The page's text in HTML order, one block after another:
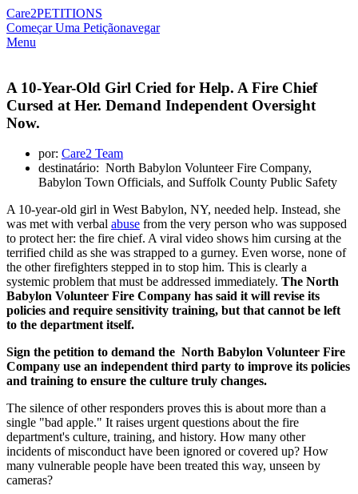
Care2PETITIONS
Começar Uma Petiçãonavegar
Menu
A 10-Year-Old Girl Cried for Help. A Fire Chief
Cursed at Her. Demand Independent Oversight
Now.
por: Care2 Team
destinatário: North Babylon Volunteer Fire Company,
Babylon Town Officials, and Suffolk County Public Safety
A 10-year-old girl in West Babylon, NY, needed help. Instead, she
was met with verbal abuse from the very person who was supposed
to protect her: the fire chief. A viral video shows him cursing at the
terrified child as she was strapped to a gurney. Even worse, none of
the other firefighters stepped in to stop him. This is clearly a
systemic problem that must be addressed immediately. The North
Babylon Volunteer Fire Company has said it will revise its
policies and require sensitivity training, but that cannot be left
to the department itself.
Sign the petition to demand the North Babylon Volunteer Fire
Company use an independent third party to improve its policies
and training to ensure the culture truly changes.
The silence of other responders proves this is about more than a
single "bad apple." It raises urgent questions about the fire
department's culture, training, and history. How many other
incidents of misconduct have been ignored or covered up? How
many vulnerable people have been treated this way, unseen by
cameras?